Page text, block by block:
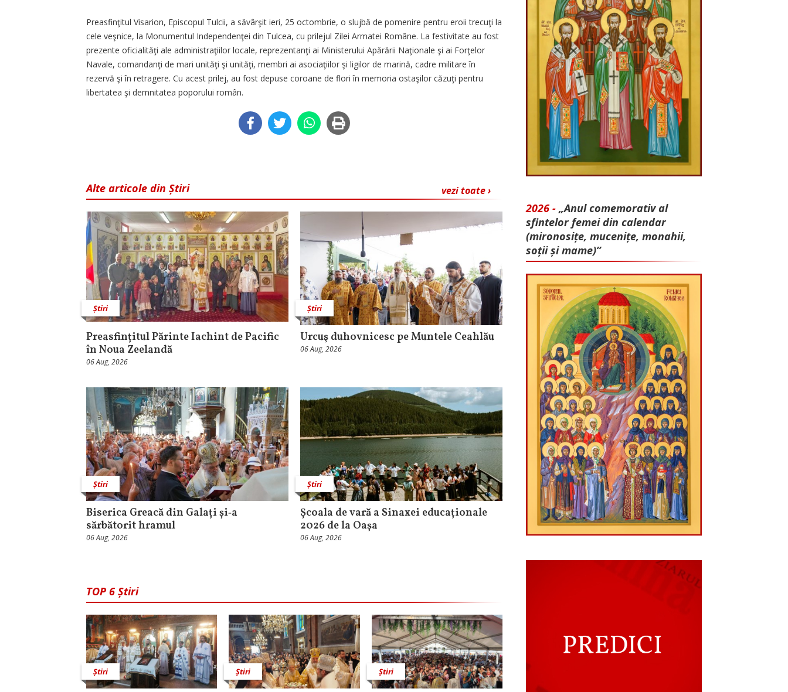
Preasfinţitul Visarion, Episcopul Tulcii, a săvârşit ieri, 25 octombrie, o slujbă de pomenire pentru eroii trecuţi la
cele veşnice, la Monumentul Independenţei din Tulcea, cu prilejul Zilei Armatei Române. La festivitate au fost
prezente oficialităţi ale administraţiilor locale, reprezentanţi ai Ministerului Apărării Naţionale şi ai Forţelor
Navale, comandanţi de mari unităţi şi unităţi, membri ai asociaţiilor şi ligilor de marină, cadre militare în
rezervă şi în retragere. Cu acest prilej, au fost depuse coroane de flori în memoria ostaşilor căzuţi pentru
libertatea şi demnitatea poporului român.
vezi toate ›
Alte articole din Știri
Știri
Preasfințitul Părinte Iachint de Pacific
în Noua Zeelandă
06 Aug, 2026
Știri
Urcuş duhovnicesc pe Muntele Ceahlău
06 Aug, 2026
Știri
Biserica Greacă din Galați și‑a
sărbătorit hramul
06 Aug, 2026
Știri
Școala de vară a Sinaxei educaționale
2026 de la Oaşa
06 Aug, 2026
TOP 6 Știri
Știri Știri Știri
2026 - „Anul comemorativ al
sfintelor femei din calendar
(mironosițe, mu­cenițe, monahii,
soții și mame)”